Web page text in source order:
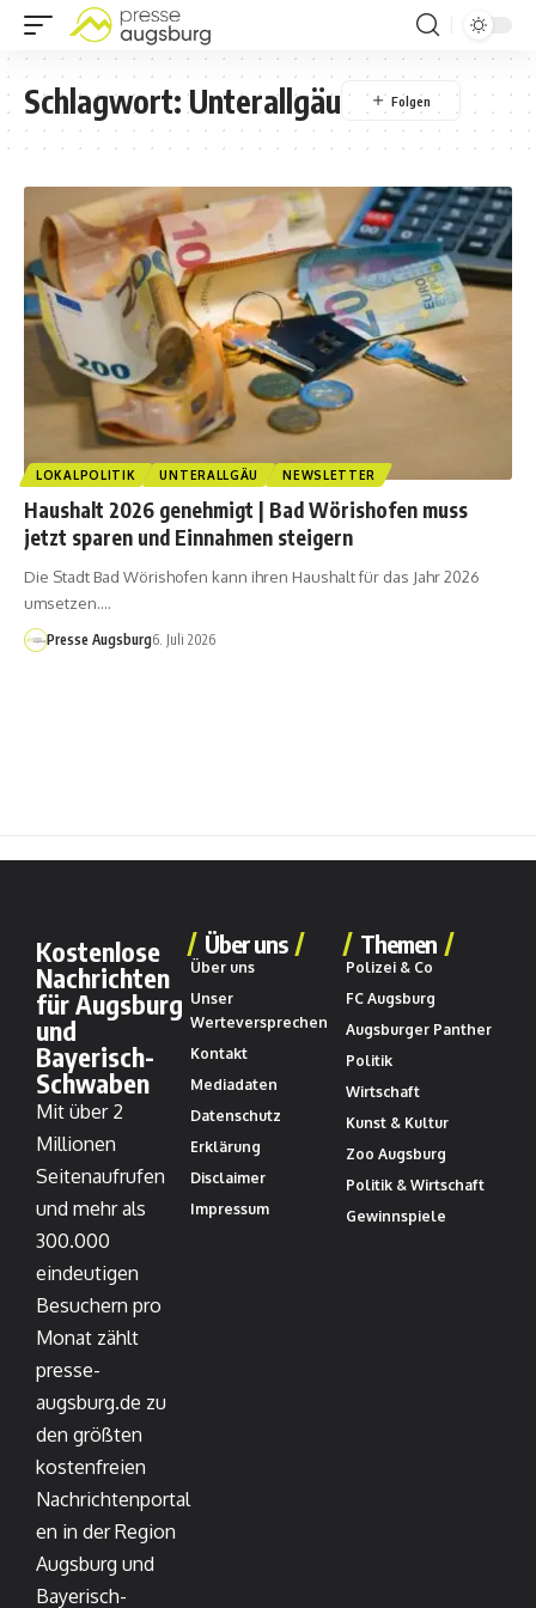
Schlagwort:Unterallgäu
LOKALPOLITIK UNTERALLGÄU NEWSLETTER
Haushalt 2026 genehmigt | Bad Wörishofen muss
jetzt sparen und Einnahmen steigern
Die Stadt Bad Wörishofen kann ihren Haushalt für das Jahr 2026
umsetzen.…
Presse Augsburg6. Juli 2026
Kostenlose
Nachrichten
für Augsburg
und
Bayerisch-
Schwaben
Mit über 2
Millionen
Seitenaufrufen
und mehr als
300.000
eindeutigen
Besuchern pro
Monat zählt
presse-
augsburg.de zu
den größten
kostenfreien
Nachrichtenportal
en in der Region
Augsburg und
Bayerisch-
Über uns
Über uns
Unser
Werteversprechen
Kontakt
Mediadaten
Datenschutz
Erklärung
Disclaimer
Impressum
Themen
Polizei & Co
FC Augsburg
Augsburger Panther
Politik
Wirtschaft
Kunst & Kultur
Zoo Augsburg
Politik & Wirtschaft
Gewinnspiele